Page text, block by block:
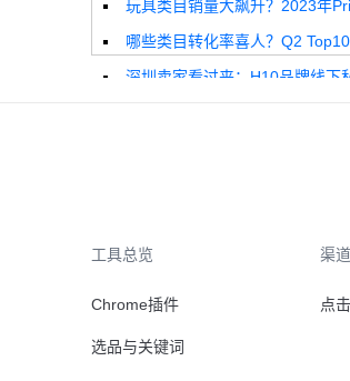
工具总览
Chrome插件
选品与关键词
渠
点